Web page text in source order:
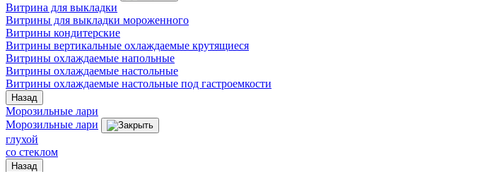
Витрина для выкладки
Витрины для выкладки мороженного
Витрины кондитерские
Витрины вертикальные охлаждаемые крутящиеся
Витрины охлаждаемые напольные
Витрины охлаждаемые настольные
Витрины охлаждаемые настольные под гастроемкости
Назад
Морозильные лари
Морозильные лари
глухой
со стеклом
Назад